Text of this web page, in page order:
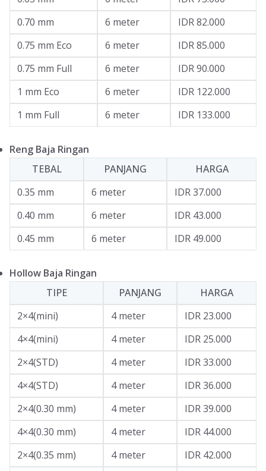
0.70 mm
6 meter
IDR 82.000
0.75 mm Eco
6 meter
IDR 85.000
0.75 mm Full
6 meter
IDR 90.000
1 mm Eco
6 meter
IDR 122.000
1 mm Full
6 meter IDR 133.000
Reng Baja Ringan
TEBAL
PANJANG
HARGA
0.35 mm
6 meter
IDR 37.000
0.40 mm
6 meter
IDR 43.000
0.45 mm
6 meter IDR 49.000
Hollow Baja Ringan
TIPE
PANJANG
HARGA
2×4(mini)
4 meter
IDR 23.000
4×4(mini)
4 meter
IDR 25.000
2×4(STD)
4 meter
IDR 33.000
4×4(STD)
4 meter
IDR 36.000
2×4(0.30 mm)
4 meter
IDR 39.000
4×4(0.30 mm)
4 meter
IDR 44.000
2×4(0.35 mm)
4 meter
IDR 42.000